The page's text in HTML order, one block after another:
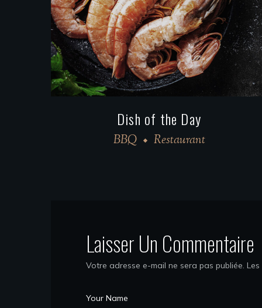
Meat on the Grill
BBQ Restaurant
Laisser Un Commentaire
Votre adresse e-mail ne sera pas publiée.